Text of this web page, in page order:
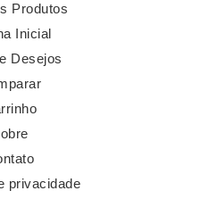
Produtos
Inicial
Desejos
privacidade